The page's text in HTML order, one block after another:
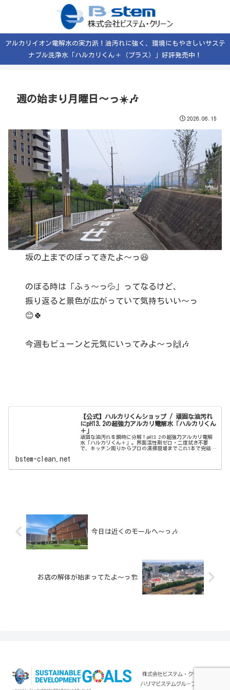
アルカリイオン電解水の実力派！油汚れに強く、環境にもやさしいサステ
ナブル洗浄水「ハルカリくん＋（プラス）」好評発売中！
週の始まり月曜日〜っ☀️🎶
2026.06.15
坂の上までのぼってきたよ〜っ😆
のぼる時は「ふぅ〜っ💦」ってなるけど、
振り返ると景色が広がっていて気持ちいい〜っ
😊🍀
今週もビューンと元気にいってみよ〜っ🙌🎶
【公式】ハルカリくんショップ / 頑固な油汚れ
にpH13.2の超強力アルカリ電解水「ハルカリくん
＋」
頑固な油汚れを瞬時に分解！pH13.2の超強力アルカリ電解
水「ハルカリくん＋」。界面活性剤ゼロ・二度拭き不要
で、キッチン周りからプロの清掃現場までこれ1本で完結。
bstem-clean.net
今日は近くのモールへ〜っ🎶
お店の解体が始まってたよ〜っ🏗️